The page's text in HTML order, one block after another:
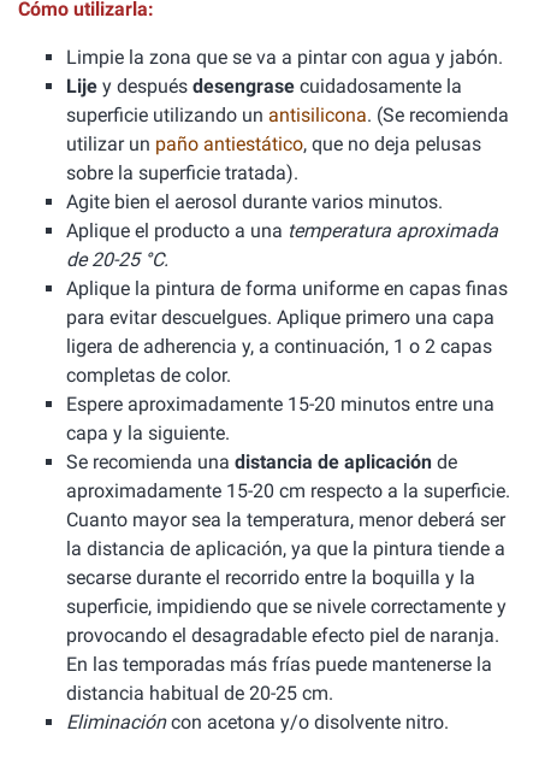
Cómo utilizarla:
Limpie la zona que se va a pintar con agua y jabón.
Lije y después desengrase cuidadosamente la
superficie utilizando un antisilicona. (Se recomienda
utilizar un paño antiestático, que no deja pelusas
sobre la superficie tratada).
Agite bien el aerosol durante varios minutos.
Aplique el producto a una temperatura aproximada
de 20-25 °C.
Aplique la pintura de forma uniforme en capas finas
para evitar descuelgues. Aplique primero una capa
ligera de adherencia y, a continuación, 1 o 2 capas
completas de color.
Espere aproximadamente 15-20 minutos entre una
capa y la siguiente.
Se recomienda una distancia de aplicación de
aproximadamente 15-20 cm respecto a la superficie.
Cuanto mayor sea la temperatura, menor deberá ser
la distancia de aplicación, ya que la pintura tiende a
secarse durante el recorrido entre la boquilla y la
superficie, impidiendo que se nivele correctamente y
provocando el desagradable efecto piel de naranja.
En las temporadas más frías puede mantenerse la
distancia habitual de 20-25 cm.
Eliminacióncon acetona y/o disolvente nitro.